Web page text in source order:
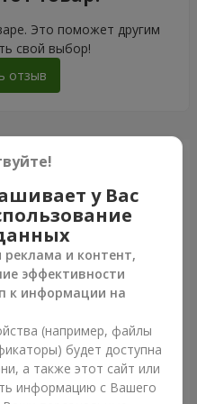
Это поможет другим
свой выбор!
отзыв
красных роз"
у Вас
реклама и контент,
эффективности
к информации на
(например, файлы
будет доступна
а также этот сайт или
информацию с Вашего